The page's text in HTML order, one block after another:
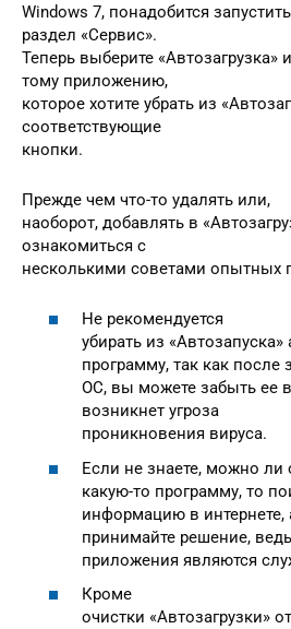
Windows 7, понадобится
раздел «Сервис».
Теперь выберите «Автозагрузка»
тому приложению,
которое хотите убрать из
соответствующие
кнопки.
Прежде чем что-то удалять или,
наоборот, добавлять в
ознакомиться с
несколькими советами опытных
Не рекомендуется
убирать из
программу, так как после
ОС, вы можете забыть ее
возникнет угроза
проникновения вируса.
Если не знаете, можно ли
какую-то программу, то
информацию в интернете,
принимайте решение,
приложения являются
Кроме
очистки «Автозагрузки»